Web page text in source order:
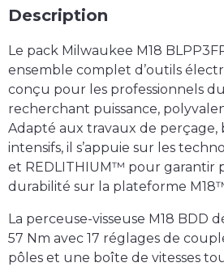
Description
Le pack Milwaukee M18
ensemble complet d’outils
conçu pour les professionnels
recherchant puissance,
Adapté aux travaux de
intensifs, il s’appuie sur les
et REDLITHIUM™ pour garantir
durabilité sur la plateforme
La perceuse-visseuse M18 BDD
57 Nm avec 17 réglages de
pôles et une boîte de vitesses